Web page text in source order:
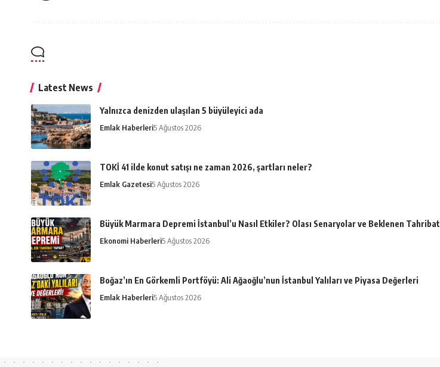
Latest News
Yalnızca denizden ulaşılan 5 büyüleyici ada
Emlak Haberleri5 Ağustos 2026
TOKİ 41 ilde konut satışı ne zaman 2026, şartları neler?
Emlak Gazetesi5 Ağustos 2026
Büyük Marmara Depremi İstanbul’u Nasıl Etkiler? Olası Senaryolar ve Beklenen Tahribat
Ekonomi Haberleri5 Ağustos 2026
Boğaz’ın En Görkemli Portföyü: Ali Ağaoğlu’nun İstanbul Yalıları ve Piyasa Değerleri
Emlak Haberleri5 Ağustos 2026